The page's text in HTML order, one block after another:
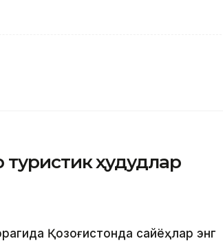
ҳудудлар
Қозоғистонда сайёҳлар энг